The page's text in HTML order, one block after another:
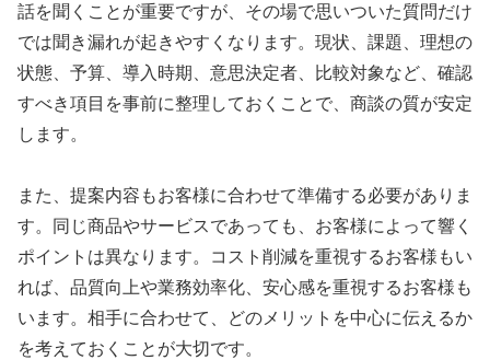
話を聞くことが重要ですが、その場で思いついた質問だけ
では聞き漏れが起きやすくなります。現状、課題、理想の
状態、予算、導入時期、意思決定者、比較対象など、確認
すべき項目を事前に整理しておくことで、商談の質が安定
します。
また、提案内容もお客様に合わせて準備する必要がありま
す。同じ商品やサービスであっても、お客様によって響く
ポイントは異なります。コスト削減を重視するお客様もい
れば、品質向上や業務効率化、安心感を重視するお客様も
います。相手に合わせて、どのメリットを中心に伝えるか
を考えておくことが大切です。